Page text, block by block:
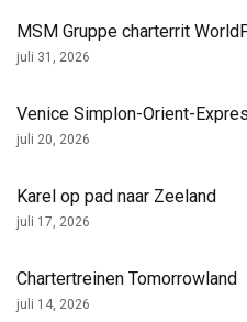
MSM Gruppe charterrit
juli 31, 2026
Venice Simplon-Orient-
juli 20, 2026
Karel op pad naar Zeeland
juli 17, 2026
Chartertreinen Tomorrowland
juli 14, 2026